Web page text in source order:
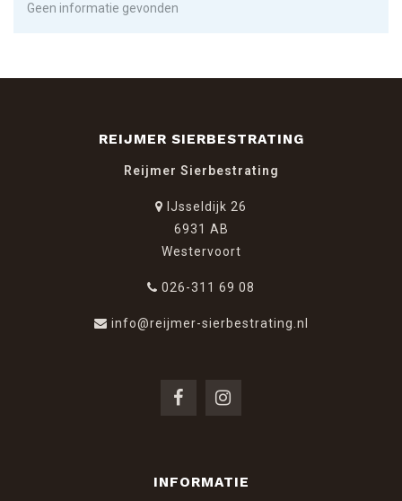
Geen informatie gevonden
REIJMER SIERBESTRATING
Reijmer Sierbestrating
IJsseldijk 26
6931 AB
Westervoort
026-311 69 08
info@reijmer-sierbestrating.nl
INFORMATIE